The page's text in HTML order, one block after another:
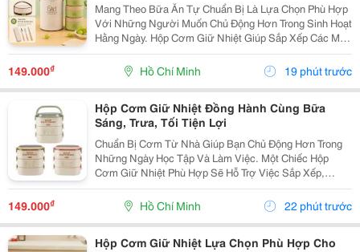
Mang Theo Bữa Ăn Tự Chuẩn Bị Là Lựa Chọn Phù Hợp
Với Những Người Muốn Chủ Động Hơn Trong Sinh Hoạt
Hằng Ngày. Hộp Cơm Giữ Nhiệt Giúp Sắp Xếp Các Món
Ăn Gọn Gàng, Thuận Tiện Mang Đến Trường, Văn
Phòng Hoặc Sử Dụng Trong Những Chuyến Đi. Chọn
Hộp Cơm...
149.000₫ Hồ Chí Minh 19 phút trước
Hộp Cơm Giữ Nhiệt Đồng Hành Cùng Bữa
Sáng, Trưa, Tối Tiện Lợi
Chuẩn Bị Cơm Từ Nhà Giúp Bạn Chủ Động Hơn Trong
Những Ngày Học Tập Và Làm Việc. Một Chiếc Hộp
Cơm Giữ Nhiệt Phù Hợp Sẽ Hỗ Trợ Việc Sắp Xếp,
Mang Theo Và Sử Dụng Bữa Ăn Thuận Tiện Hơn, Đặc
Biệt Với Những Người Thường Xuyên Ăn Trưa Bên
Ngoài. Chọn...
149.000₫ Hồ Chí Minh 22 phút trước
Hộp Cơm Giữ Nhiệt Lựa Chọn Phù Hợp Cho